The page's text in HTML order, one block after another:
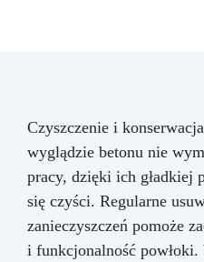
Czyszczenie i
wyglądzie betonu nie
pracy, dzięki ich gładkiej
się czyści. Regularne
zanieczyszczeń pomoże
i funkcjonalność